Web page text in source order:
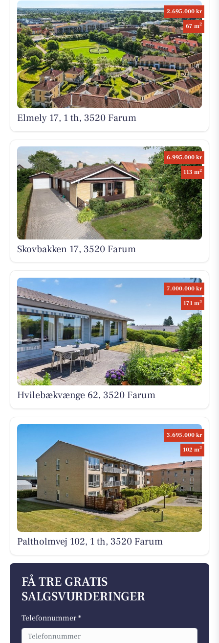
2.695.000 kr
67 m2
Elmely 17, 1 th, 3520 Farum
6.995.000 kr
113 m2
Skovbakken 17, 3520 Farum
7.000.000 kr
171 m2
Hvilebækvænge 62, 3520 Farum
3.695.000 kr
102 m2
Paltholmvej 102, 1 th, 3520 Farum
FÅ TRE GRATIS
SALGSVURDERINGER
Telefonnummer *